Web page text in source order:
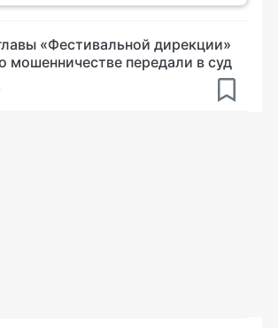
«Фестивальной дирекции»
мошенничестве передали в суд